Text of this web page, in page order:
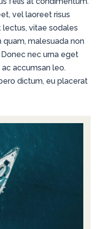
vel laoreet risus
vitae sodales
malesuada non
nec urna eget
accumsan leo.
dictum, eu placerat